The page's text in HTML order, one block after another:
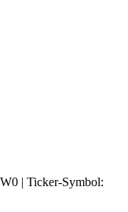
| Ticker-Symbol: